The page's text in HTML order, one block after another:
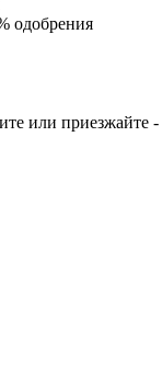
одобрения
или приезжайте -